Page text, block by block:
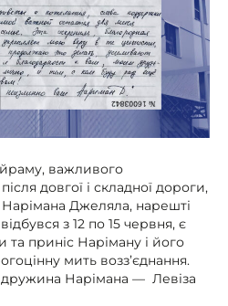
важливого
довгої і складної дороги,
Нарімана Джеляла, нарешті
з 12 по 15 червня, є
та приніс Наріману і його
мить возз’єднання.
дружина Нарімана — Левіза